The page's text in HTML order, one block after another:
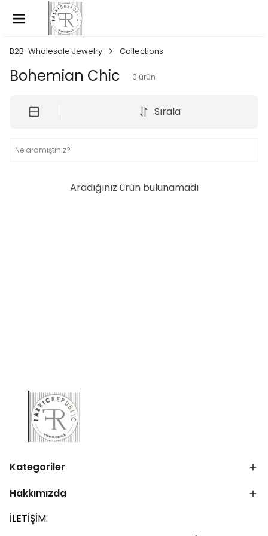
B2B-Wholesale Jewelry Collections
Bohemian Chic 0 ürün
Sırala
Aradığınız ürün bulunamadı
Kategoriler
Hakkımızda
İLETİŞİM: